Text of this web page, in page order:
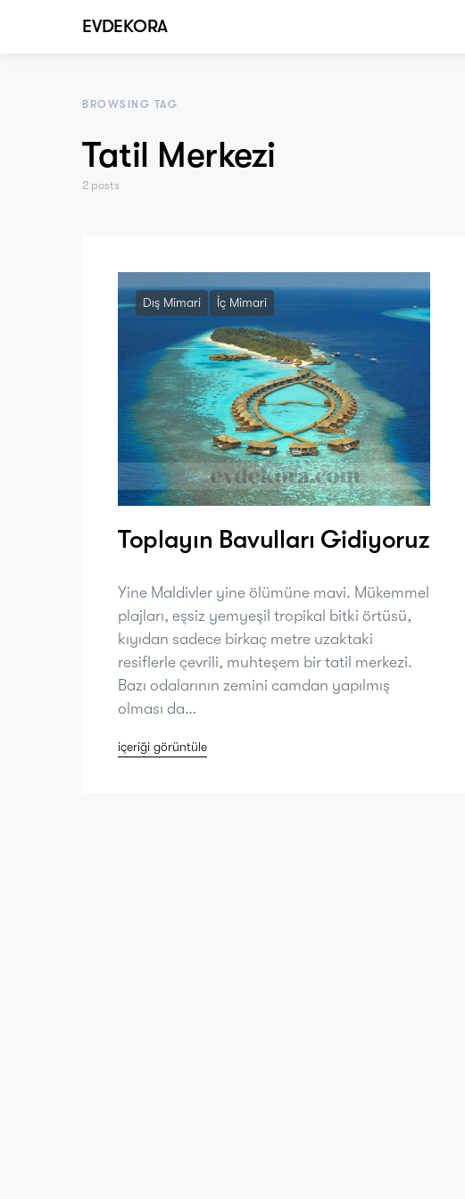
EVDEKORA
BROWSING TAG
Tatil Merkezi
2 posts
Dış Mimari İç Mimari
Toplayın Bavulları Gidiyoruz
Yine Maldivler yine ölümüne mavi. Mükemmel
plajları, eşsiz yemyeşil tropikal bitki örtüsü,
kıyıdan sadece birkaç metre uzaktaki
resiflerle çevrili, muhteşem bir tatil merkezi.
Bazı odalarının zemini camdan yapılmış
olması da…
içeriği görüntüle